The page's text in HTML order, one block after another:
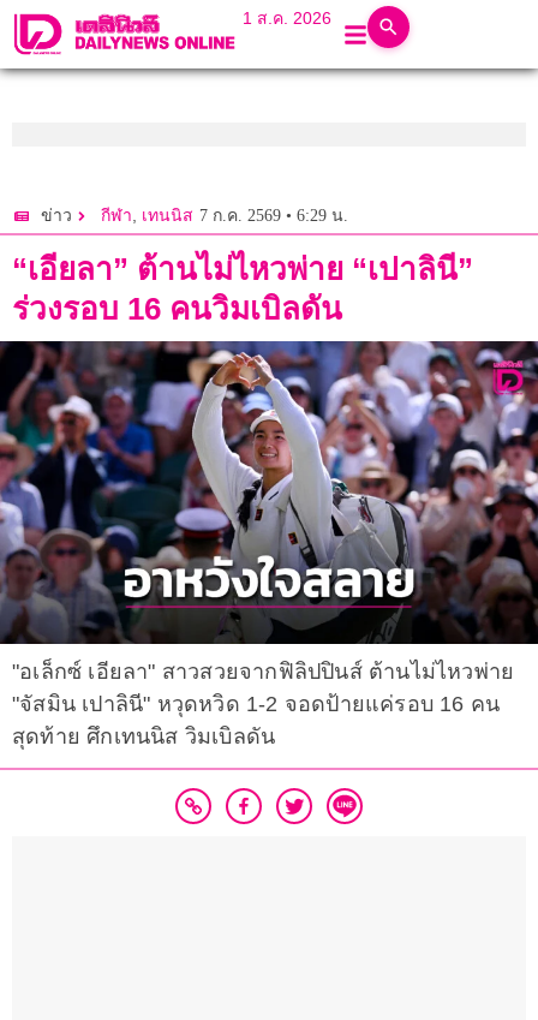
1 ส.ค. 2026
ข่าว กีฬา, เทนนิส 7 ก.ค. 2569 • 6:29 น.
“เอียลา” ต้านไม่ไหวพ่าย “เปาลินี”
ร่วงรอบ 16 คนวิมเบิลดัน
"อเล็กซ์ เอียลา" สาวสวยจากฟิลิปปินส์ ต้านไม่ไหวพ่าย
"จัสมิน เปาลินี" หวุดหวิด 1-2 จอดป้ายแค่รอบ 16 คน
สุดท้าย ศึกเทนนิส วิมเบิลดัน